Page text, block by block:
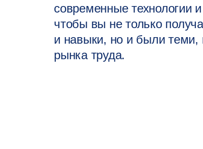
современные технологии
чтобы вы не только
и навыки, но и были
рынка труда.